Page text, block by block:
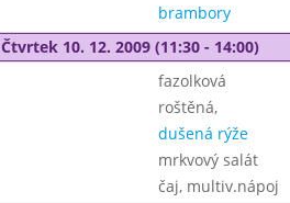
brambory
Čtvrtek 10. 12. 2009 (11:30 - 14:00)
fazolková
roštěná,
dušená rýže
mrkvový salát
čaj, multiv.nápoj